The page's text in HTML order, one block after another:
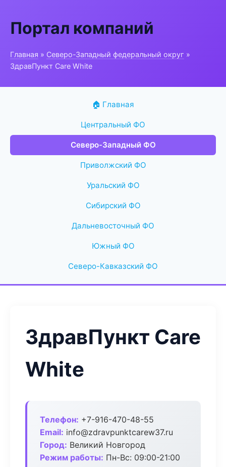
Портал компаний
Главная » Северо-Западный федеральный округ »
ЗдравПункт Care White
🏠 Главная
Центральный ФО
Северо-Западный ФО
Приволжский ФО
Уральский ФО
Сибирский ФО
Дальневосточный ФО
Южный ФО
Северо-Кавказский ФО
ЗдравПункт Care
White
Телефон: +7-916-470-48-55
Email: info@zdravpunktcarew37.ru
Город: Великий Новгород
Режим работы: Пн-Вс: 09:00-21:00